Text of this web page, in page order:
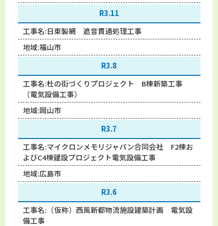
R3.11
工事名:日東製網 遮音貫通処理工事
地域:福山市
R3.8
工事名:杜の街づくりプロジェクト B棟新築工事
（電気設備工事）
地域:岡山市
R3.7
工事名:マイクロンメモリジャパン合同会社 F2棟お
よびC4棟建設プロジェクト電気設備工事
地域:広島市
R3.6
工事名: （仮称）西風新都物流施設建築計画 電気設
備工事